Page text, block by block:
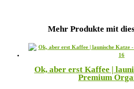
Mehr Produkte mit
Ok, aber erst Kaffee |
Premium